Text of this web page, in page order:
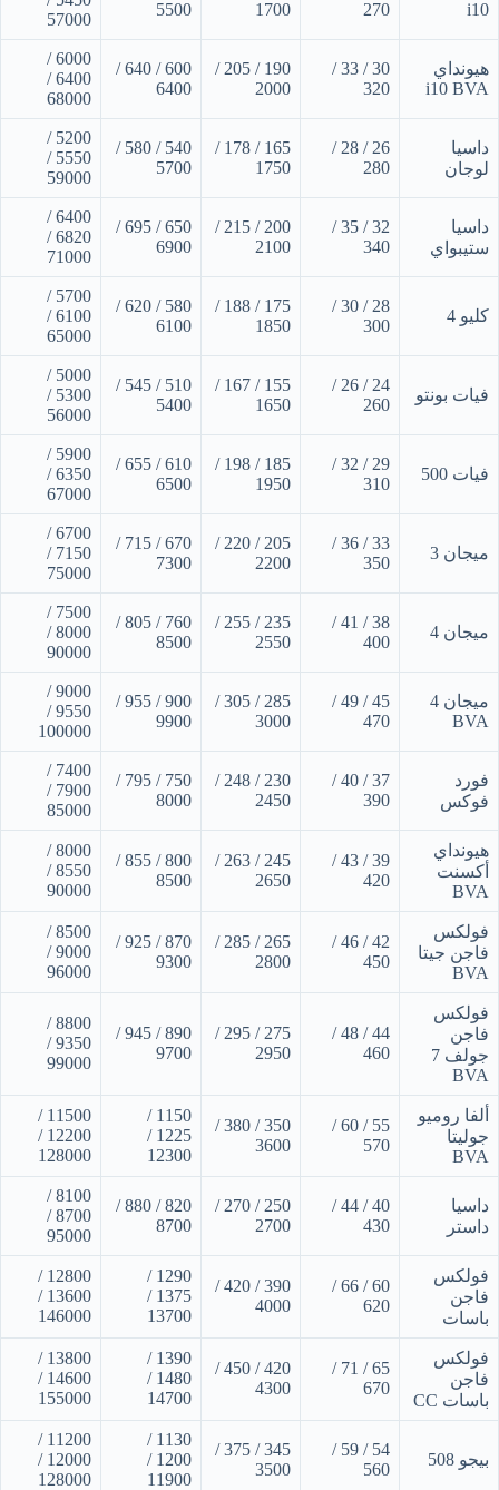
i10
270
1700
5500
57000
هيونداي
i10 BVA
30 / 33 /
320
190 / 205 /
2000
600 / 640 /
6400
6000 /
6400 /
68000
داسيا
لوجان
26 / 28 /
280
165 / 178 /
1750
540 / 580 /
5700
5200 /
5550 /
59000
داسيا
ستيبواي
32 / 35 /
340
200 / 215 /
2100
650 / 695 /
6900
6400 /
6820 /
71000
كليو 4
28 / 30 /
300
175 / 188 /
1850
580 / 620 /
6100
5700 /
6100 /
65000
فيات بونتو
24 / 26 /
260
155 / 167 /
1650
510 / 545 /
5400
5000 /
5300 /
56000
فيات 500
29 / 32 /
310
185 / 198 /
1950
610 / 655 /
6500
5900 /
6350 /
67000
ميجان 3
33 / 36 /
350
205 / 220 /
2200
670 / 715 /
7300
6700 /
7150 /
75000
ميجان 4
38 / 41 /
400
235 / 255 /
2550
760 / 805 /
8500
7500 /
8000 /
90000
ميجان 4
BVA
45 / 49 /
470
285 / 305 /
3000
900 / 955 /
9900
9000 /
9550 /
100000
فورد
فوكس
37 / 40 /
390
230 / 248 /
2450
750 / 795 /
8000
7400 /
7900 /
85000
هيونداي
أكسنت
BVA
39 / 43 /
420
245 / 263 /
2650
800 / 855 /
8500
8000 /
8550 /
90000
فولكس
فاجن جيتا
BVA
42 / 46 /
450
265 / 285 /
2800
870 / 925 /
9300
8500 /
9000 /
96000
فولكس
فاجن
جولف 7
BVA
44 / 48 /
460
275 / 295 /
2950
890 / 945 /
9700
8800 /
9350 /
99000
ألفا روميو
جوليتا
BVA
55 / 60 /
570
350 / 380 /
3600
1150 /
1225 /
12300
11500 /
12200 /
128000
داسيا
داستر
40 / 44 /
430
250 / 270 /
2700
820 / 880 /
8700
8100 /
8700 /
95000
فولكس
فاجن
باسات
60 / 66 /
620
390 / 420 /
4000
1290 /
1375 /
13700
12800 /
13600 /
146000
فولكس
فاجن
باسات CC
65 / 71 /
670
420 / 450 /
4300
1390 /
1480 /
14700
13800 /
14600 /
155000
بيجو 508
54 / 59 /
560
345 / 375 /
3500
1130 /
1200 /
11900
11200 /
12000 /
128000